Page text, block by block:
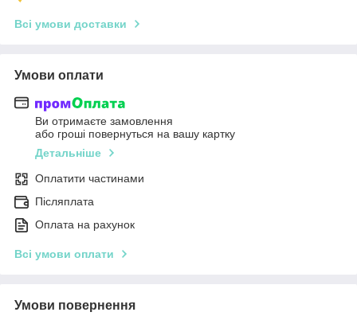
Всі умови доставки
Умови оплати
Ви отримаєте замовлення
або гроші повернуться на вашу картку
Детальніше
Оплатити частинами
Післяплата
Оплата на рахунок
Всі умови оплати
Умови повернення